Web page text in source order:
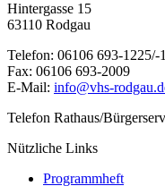
Hintergasse 15
63110 Rodgau
Telefon: 06106 693-1225/-
Fax: 06106 693-2009
E-Mail: info@vhs-
Telefon Rathaus/
Nützliche Links
Programmheft